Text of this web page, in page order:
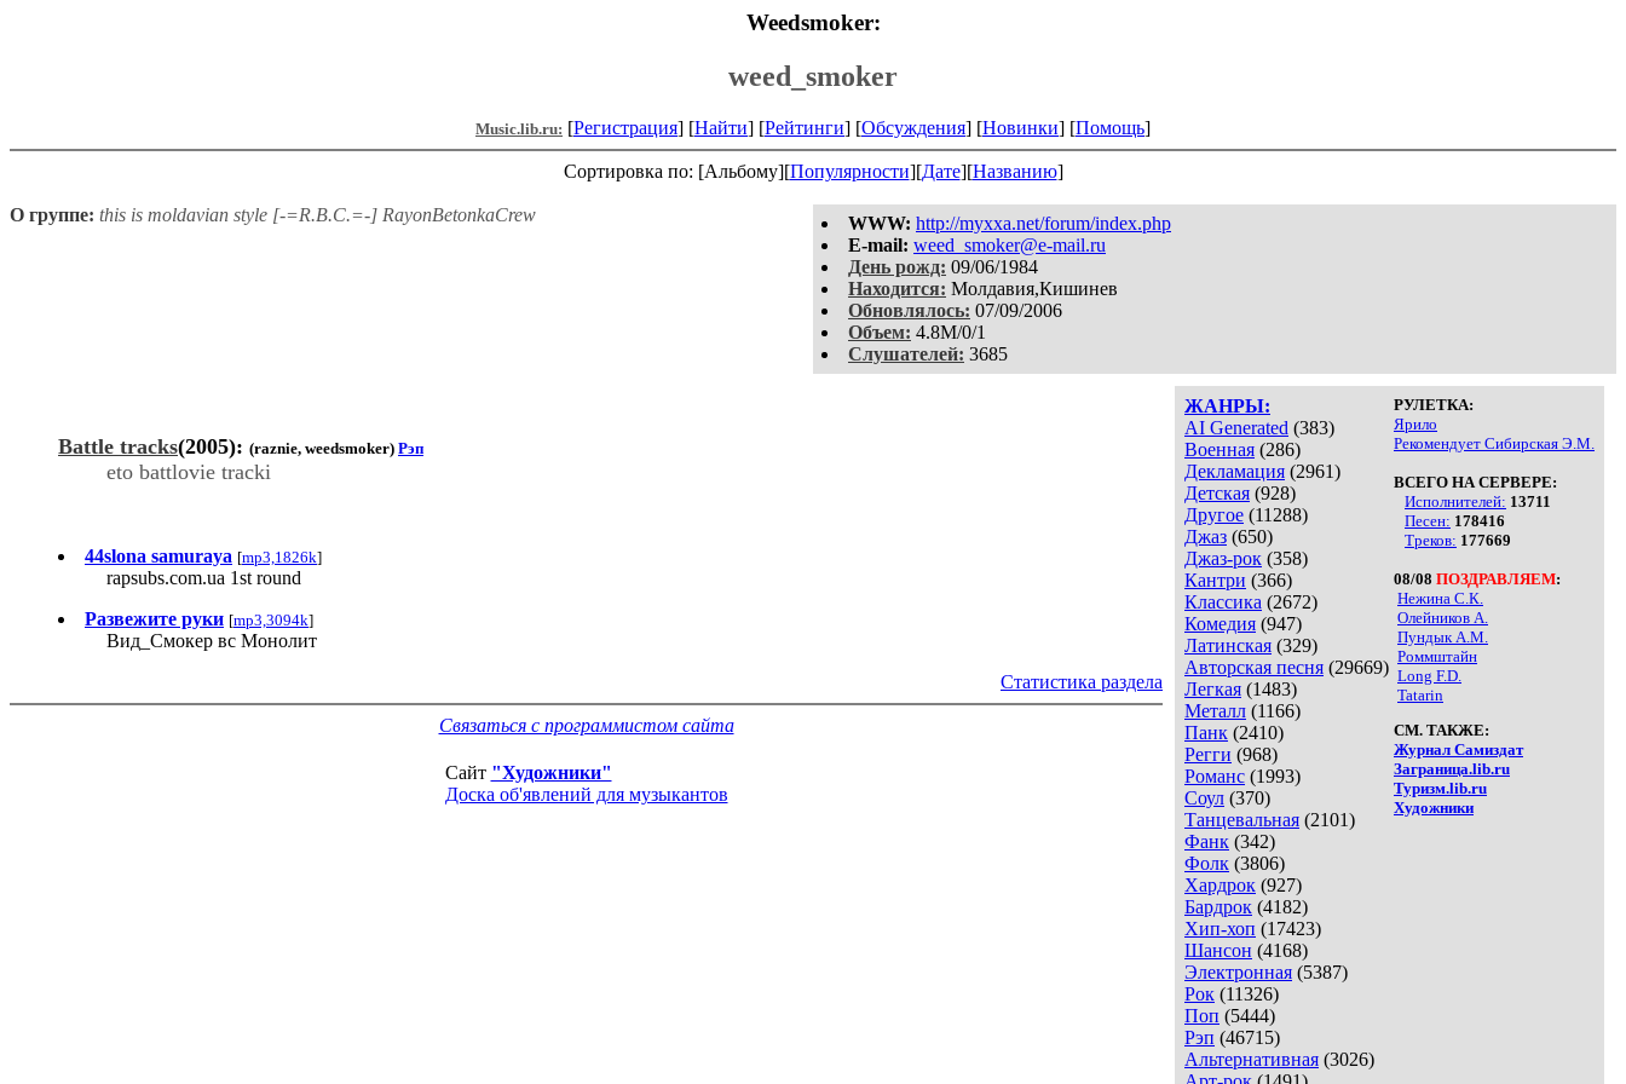
Weedsmoker:
weed_smoker
Music.lib.ru: [Регистрация] [Найти] [Рейтинги] [Обсуждения] [Новинки] [Помощь]
Сортировка по: [Альбому][Популярности][Дате][Названию]
WWW: http://myxxa.net/forum/index.php
E-mail: weed_smoker@e-mail.ru
День рожд: 09/06/1984
Находится: Молдавия,Кишинев
Обновлялось: 07/09/2006
Объем: 4.8M/0/1
Слушателей: 3685
О группе: this is moldavian style [-=R.B.C.=-] RayonBetonkaCrew
ЖАНРЫ:
AI Generated (383)
Военная (286)
Декламация (2961)
Детская (928)
Другое (11288)
Джаз (650)
Джаз-рок (358)
Кантри (366)
Классика (2672)
Комедия (947)
Латинская (329)
Авторская песня (29669)
Легкая (1483)
Металл (1166)
Панк (2410)
Регги (968)
Романс (1993)
Соул (370)
Танцевальная (2101)
Фанк (342)
Фолк (3806)
Хардрок (927)
Бардрок (4182)
Хип-хоп (17423)
Шансон (4168)
Электронная (5387)
Рок (11326)
Поп (5444)
Рэп (46715)
Альтернативная (3026)
РУЛЕТКА:
Ярило
Рекомендует Сибирская Э.М.
ВСЕГО НА СЕРВЕРЕ:
Исполнителей: 13711
Песен: 178416
Треков: 177669
08/08 ПОЗДРАВЛЯЕМ:
Нежина С.К.
Олейников А.
Пундык А.М.
Роммштайн
Long F.D.
Tatarin
СМ. ТАКЖЕ:
Журнал Самиздат
Заграница.lib.ru
Туризм.lib.ru
Художники
Battle tracks(2005): (raznie, weedsmoker) Рэп
eto battlovie tracki
44slona samuraya [mp3,1826k]
rapsubs.com.ua 1st round
Развежите руки [mp3,3094k]
Вид_Смокер вс Монолит
Статистика раздела
Связаться с программистом сайта
Сайт "Художники"
Доска об'явлений для музыкантов